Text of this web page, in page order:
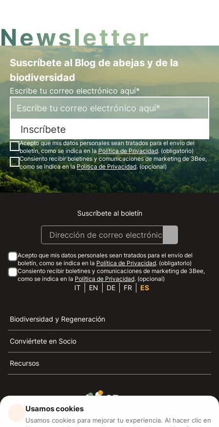
Newsletter
Suscríbete al Blog de abejas y de la
biodiversidad
Escribe tu correo electrónico aquí*
Inscríbete
Acepto que mis datos personales sean tratados para el envío del
boletín, como se indica en laPolítica de Privacidad. (obligatorio)
Consiento recibir boletines y comunicaciones de marketing de 3Bee,
como se indica en laPolítica de Privacidad. (opcional)
Instagram
Facebook
Linkedin
Youtube
Suscríbete al boletín
Acepto que mis datos personales sean tratados para el envío del
boletín, como se indica en la Política de Privacidad. (obligatorio)
Consiento recibir boletines y comunicaciones de marketing de 3Bee,
como se indica en la Política de Privacidad. (opcional)
IT EN DE FR ES
Biodiversidad y Regeneración
Conviértete en Socio
Recursos
3Bee es el referente de la sostenibilidad, la defensa de
Usamos cookies
Usamos cookies para mejorar tu experiencia. Al hacer clic en